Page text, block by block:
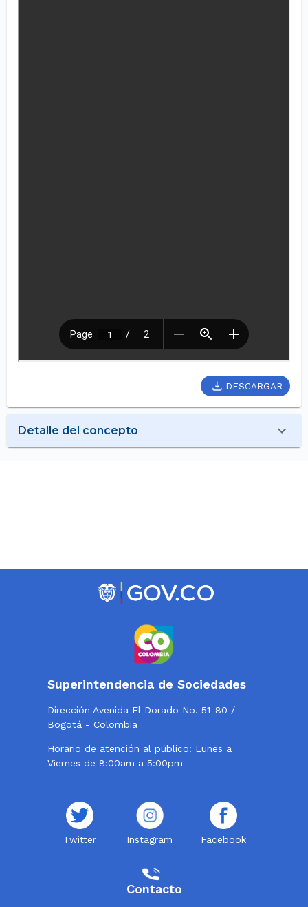
DESCARGAR
Detalle del concepto
Superintendencia de Sociedades
Dirección Avenida El Dorado No. 51-80 /
Bogotá - Colombia
Horario de atención al público: Lunes a
Viernes de 8:00am a 5:00pm
Twitter Instagram Facebook
Contacto